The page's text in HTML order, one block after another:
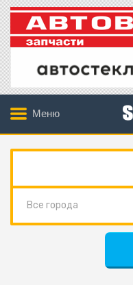
Меню
Все города